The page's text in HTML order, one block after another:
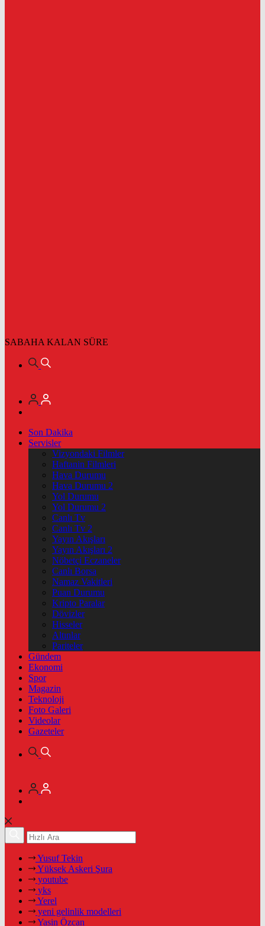
SABAHA KALAN SÜRE
Son Dakika
Servisler
Vizyondaki Filmler
Haftanin Filmleri
Hava Durumu
Hava Durumu 2
Yol Durumu
Yol Durumu 2
Canlı Tv
Canlı Tv 2
Yayın Akışları
Yayın Akışları 2
Nöbetçi Eczaneler
Canlı Borsa
Namaz Vakitleri
Puan Durumu
Kripto Paralar
Dövizler
Hisseler
Altınlar
Pariteler
Gündem
Ekonomi
Spor
Magazin
Teknoloji
Foto Galeri
Videolar
Gazeteler
Yusuf Tekin
Yüksek Askeri Şura
youtube
yks
Yerel
yeni gelinlik modelleri
Yasin Özcan